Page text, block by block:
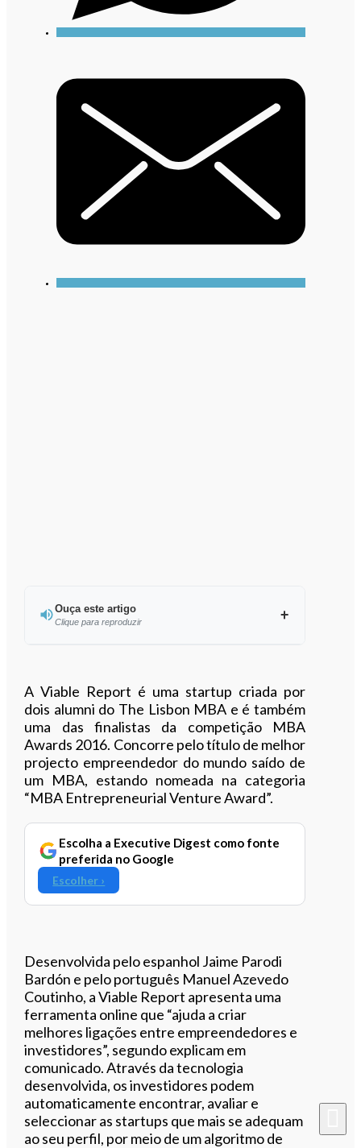
Ouça este artigo
Clique para reproduzir
A Viable Report é uma startup criada por
dois alumni do The Lisbon MBA e é também
uma das finalistas da competição MBA
Awards 2016. Concorre pelo título de melhor
projecto empreendedor do mundo saído de
um MBA, estando nomeada na categoria
“MBA Entrepreneurial Venture Award”.
Escolha a Executive Digest como fonte
preferida no Google
Escolher ›
Desenvolvida pelo espanhol Jaime Parodi
Bardón e pelo português Manuel Azevedo
Coutinho, a Viable Report apresenta uma
ferramenta online que “ajuda a criar
melhores ligações entre empreendedores e
investidores”, segundo explicam em
comunicado. Através da tecnologia
desenvolvida, os investidores podem
automaticamente encontrar, avaliar e
seleccionar as startups que mais se adequam
ao seu perfil, por meio de um algoritmo de